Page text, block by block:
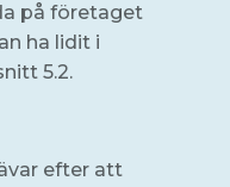
på företaget
ha lidit i
5.2.
efter att